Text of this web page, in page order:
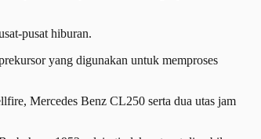
pusat hiburan.
yang digunakan untuk memproses
Mercedes Benz CL250 serta dua utas jam